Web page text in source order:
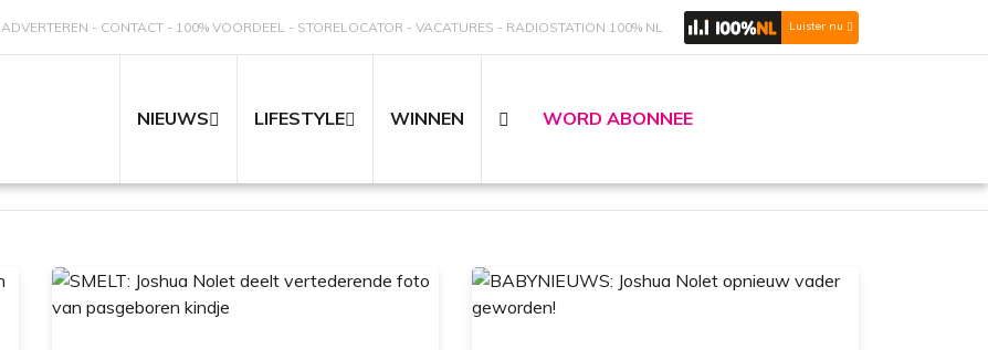
ADVERTEREN CONTACT 100% VOORDEEL STORELOCATOR VACATURES RADIOSTATION 100% NL Luister nu
NIEUWS LIFESTYLE WINNEN WORD ABONNEE